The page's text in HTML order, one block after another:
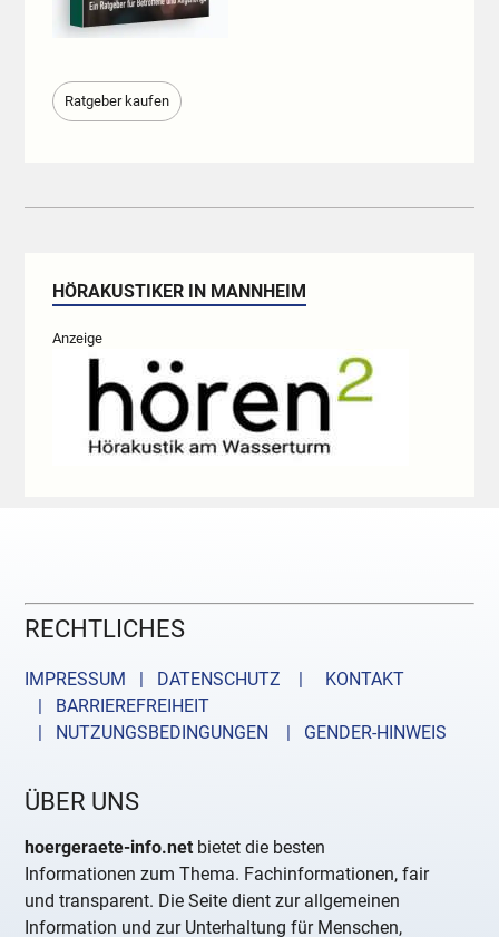
Ratgeber kaufen
HÖRAKUSTIKER IN MANNHEIM
Anzeige
RECHTLICHES
IMPRESSUM | DATENSCHUTZ |
KONTAKT
| BARRIEREFREIHEIT
| NUTZUNGSBEDINGUNGEN
| GENDER-HINWEIS
ÜBER UNS
hoergeraete-info.net bietet die besten
Informationen zum Thema. Fachinformationen, fair
und transparent. Die Seite dient zur allgemeinen
Information und zur Unterhaltung für Menschen,